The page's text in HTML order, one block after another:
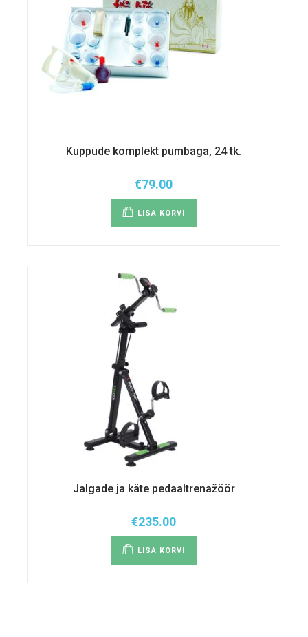
Kuppude komplekt pumbaga, 24 tk.
€79.00
LISA KORVI
Jalgade ja käte pedaaltrenažöör
€235.00
LISA KORVI